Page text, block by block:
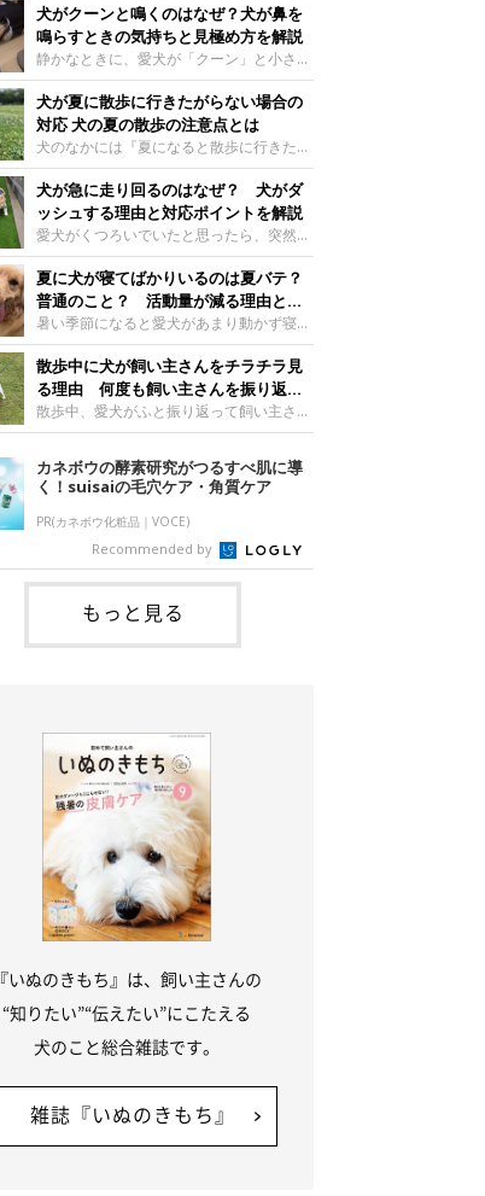
犬がクーンと鳴くのはなぜ？犬が鼻を
鳴らすときの気持ちと見極め方を解説
静かなときに、愛犬が「クーン」と小さく
鳴いたり、鼻を鳴らすような音を出したり
することはありませんか？ 大きく吠える
わけではない分、「不安なの？それとも何
かお願いしているの？」と気になる飼い主
さんもいるかもしれません。今回は、犬が
クーンと鳴く理由や鼻鳴らしの背景、見極
め方と対応のポイントなどについて、いぬ
のきもち獣医師相談室の原 駿太朗先生に
伺いました。クーンと鳴くのはどんな気持
ち？いぬのきもち投稿写真ギャラリー犬が
クーンと小さく鳴くときは、何らかの感情
を伝えようとしている場合があると考えら
れています。大
犬が夏に散歩に行きたがらない場合の
対応 犬の夏の散歩の注意点とは
犬のなかには『夏になると散歩に行きたが
らない、歩かなくなる』『暑い季節は散歩
の気配を察すると涼しい部屋から出ようと
しない』など散歩に行きたがらないコもい
るようです。愛犬の運動をさせてあげたい
のに、散歩に行きたがらない。このような
場合はどう対応すればよいのでしょうか？
「愛犬が夏に散歩に行きたがらない場合の
対応」について、いぬのきもち獣医師相談
室の白山さとこ先生に聞きました。Q.夏に
犬の散歩に行くときの注意点は？ いぬの
きもち投稿写真ギャラリーーー夏に愛犬と
散歩に行くときは、どのようなことに注意
をするとよい
犬が急に走り回るのはなぜ？ 犬がダ
ッシュする理由と対応ポイントを解説
愛犬がくつろいでいたと思ったら、突然部
屋の中を走り回り始める――そんな様子に
驚いたことはありませんか？ 急な動きに
「何が起きているの？」と戸惑う飼い主さ
んも多いでしょう。落ち着いていたはずな
のに、急にスイッチが入ったように見える
と不安になることもあります。今回は、犬
が急に走り回る理由や見極め方などについ
て、いぬのきもち獣医師相談室の岡本りさ
先生に伺いました。犬が急に走り回るのは
ラリー犬が突然走り回る行動は、必ずしも
珍しいものではないと考えられています。
体にたまったエ
夏に犬が寝てばかりいるのは夏バテ？
普通のこと？ 活動量が減る理由と対
策とは
暑い季節になると愛犬があまり動かず寝て
ばかりだと感じる飼い主さんはいません
か？その様子に、愛犬が夏バテで疲れてい
るのか、元気がないのかなど不安に感じる
方もいるのではないかと思います。 で
は、犬が寝てばかりいるときに対処が必要
かを見極める方法はあるのでしょうか？
「犬の活動量が夏に減る理由と対策」につ
いて、いぬのきもち獣医師相談室の山口み
き先生に話を聞きました。Q. 夏に犬の活
動量が減る理由は？ いぬのきもち投稿写
真ギャラリーーー夏に愛犬の活動量が減る
と感じる飼い主さんもいるようです。理由
としてどのようなこ
散歩中に犬が飼い主さんをチラチラ見
る理由 何度も飼い主さんを振り返る
のはなぜ？
散歩中、愛犬がふと振り返って飼い主さん
の様子を確認する…そんな場面に心当たり
はありませんか？ 何度もチラチラ見られ
ると、「何か気になることがあるの？」
「ちゃんと歩けているかな」と不安になる
ことがあるかもしれません。愛犬が歩きな
がら飼い主さんを振り返るしぐさには、ど
んな気持ちが隠れているのでしょうか。今
回は、犬が散歩中に飼い主さんを確認する
理由や注意すべきサインの見極めかた、対
応のポイントなどについて、いぬのきもち
獣医師相談室の原 駿太朗先生に伺いまし
カネボウの酵素研究がつるすべ肌に導
く！suisaiの毛穴ケア・角質ケア
PR(カネボウ化粧品｜VOCE)
Recommended by
もっと見る
『いぬのきもち』は、飼い主さんの
“知りたい”“伝えたい”にこたえる
犬のこと総合雑誌です。
雑誌『いぬのきもち』